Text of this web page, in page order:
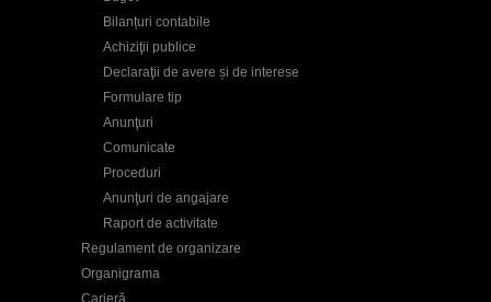
Bilanțuri contabile
Achiziţii publice
Declaraţii de avere și de interese
Formulare tip
Anunţuri
Comunicate
Proceduri
Anunţuri de angajare
Raport de activitate
Regulament de organizare
Organigrama
Carieră